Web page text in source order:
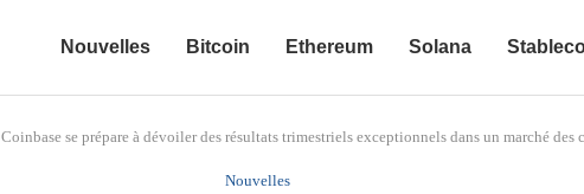
Nouvelles Bitcoin Ethereum Solana
Coinbase se prépare à dévoiler des résultats trimestriels exceptionnels dans un marché
Nouvelles